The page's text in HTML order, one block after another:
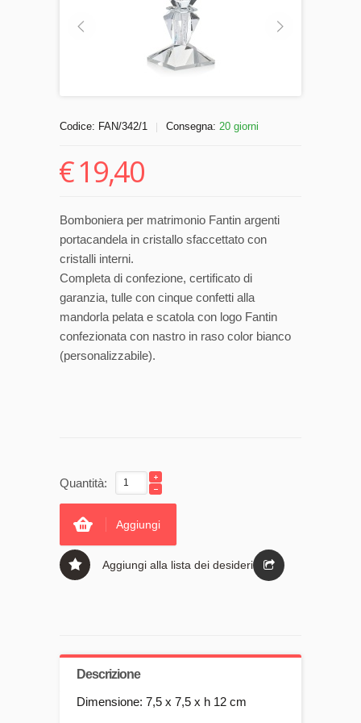
Codice: FAN/342/1 Consegna: 20 giorni
€19,40
Bomboniera per matrimonio Fantin argenti
portacandela in cristallo sfaccettato con
cristalli interni.
Completa di confezione, certificato di
garanzia, tulle con cinque confetti alla
mandorla pelata e scatola con logo Fantin
confezionata con nastro in raso color bianco
(personalizzabile).
Quantità:
Aggiungi
Aggiungi alla lista dei desideri
Descrizione
Dimensione: 7,5 x 7,5 x h 12 cm